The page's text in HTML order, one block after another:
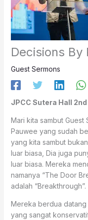
Decisions By
Guest Sermons
JPCC Sutera Hall
Mari kita sambut Guest
Pauwee yang sudah
yang kita sambut
luar biasa, Dia juga
luar biasa. Mereka
namanya “The Door
adalah
Mereka berdua datang
yang sangat